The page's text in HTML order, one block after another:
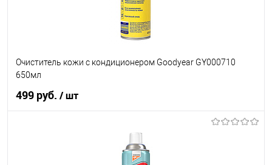
Очиститель кожи с кондиционером Goodyear GY000710
650мл
499 руб. / шт
В корзину